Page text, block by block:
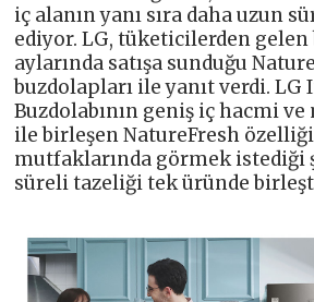
iç alanın yanı sıra daha uzun
ediyor. LG, tüketicilerden gelen
aylarında satışa sunduğu
buzdolapları ile yanıt verdi. LG
Buzdolabının geniş iç hacmi ve
ile birleşen NatureFresh
mutfaklarında görmek istediği
süreli tazeliği tek üründe